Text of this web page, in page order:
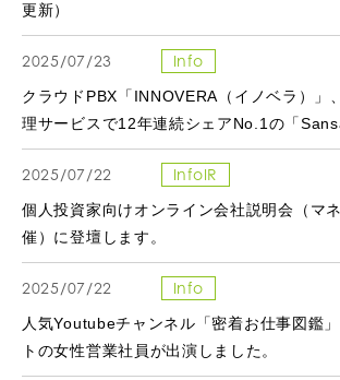
更新）
2025/07/23 Info
クラウドPBX「INNOVERA（イノベラ）」
理サービスで12年連続シェアNo.1の「
2025/07/22 InfoIR
個人投資家向けオンライン会社説明会（マ
催）に登壇します。
2025/07/22 Info
人気Youtubeチャンネル「密着お仕事図鑑
トの女性営業社員が出演しました。